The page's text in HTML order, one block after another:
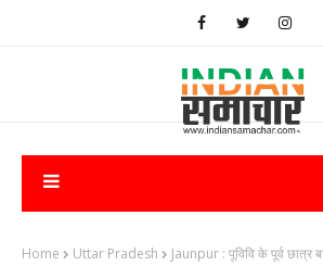
Home Uttar Pradesh Jaunpur : ​पूविवि के पूर्व छात्र